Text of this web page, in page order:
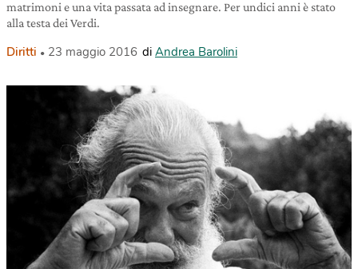
matrimoni e una vita passata ad insegnare. Per undici anni è stato
alla testa dei Verdi.
Diritti 23 maggio 2016 di Andrea Barolini